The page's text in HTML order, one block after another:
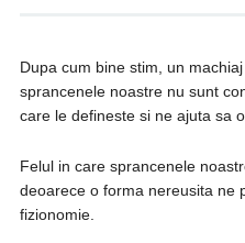
Dupa cum bine stim, un
sprancenele noastre nu sunt
care le defineste si ne ajuta sa
Felul in care sprancenele
deoarece o forma nereusita ne
fizionomie.